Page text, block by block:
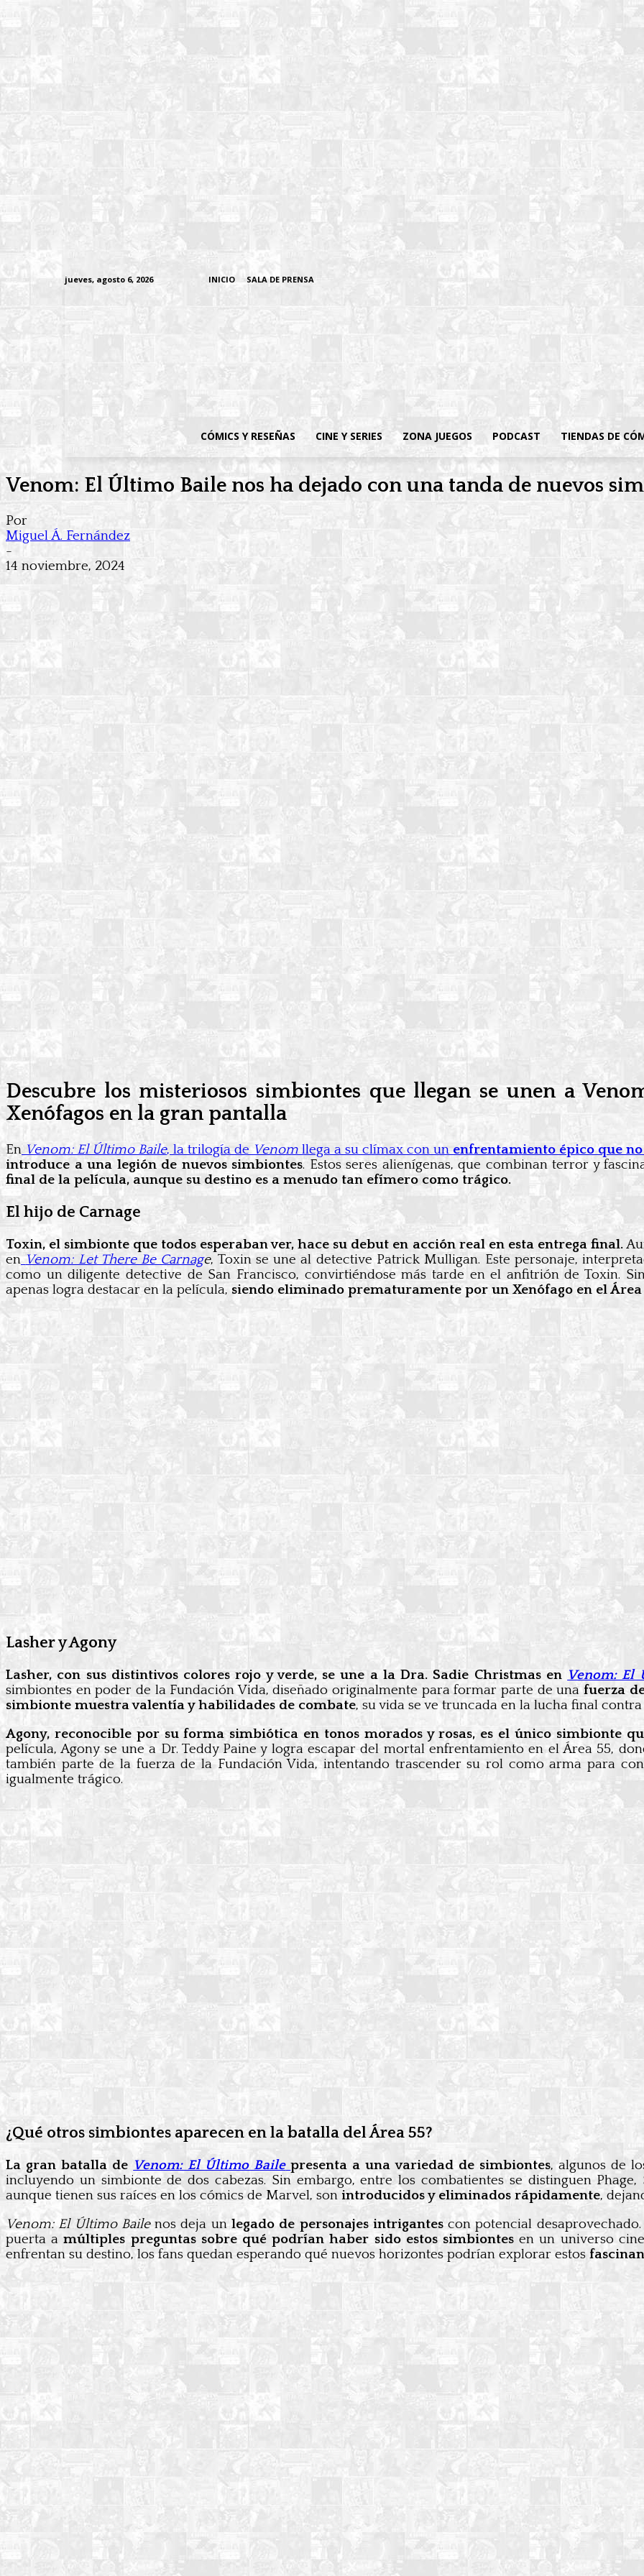
jueves, agosto 6, 2026 INICIO SALA DE PRENSA
CÓMICS Y RESEÑAS CINE Y SERIES ZONA JUEGOS PODCAST TIENDAS DE
Venom: El Último Baile nos ha dejado con una tanda de nuevos
Por
Miguel Á. Fernández
-
14 noviembre, 2024
Descubre los misteriosos simbiontes que llegan se unen a
Xenófagos en la gran pantalla
En Venom: El Último Baile, la trilogía de Venom llega a su clímax con unenfrentamiento épico que
introduce a una legión de nuevos simbiontes. Estos seres alienígenas, que combinan terror y
final de la película, aunque su destino es a menudo tan efímero como trágico.
El hijo de Carnage
Toxin, el simbionte que todos esperaban ver, hace su debut en acción real en esta entrega final.
en Venom: Let There Be Carnage, Toxin se une al detective Patrick Mulligan. Este personaje,
como un diligente detective de San Francisco, convirtiéndose más tarde en el anfitrión de Toxin.
apenas logra destacar en la película, siendo eliminado prematuramente por un Xenófago en el Área
Lasher y Agony
Lasher, con sus distintivos colores rojo y verde, se une a la Dra. Sadie Christmas en Venom: El
simbiontes en poder de la Fundación Vida, diseñado originalmente para formar parte de una fuerza
simbionte muestra valentía y habilidades de combate, su vida se ve truncada en la lucha final contra
Agony, reconocible por su forma simbiótica en tonos morados y rosas, es el único simbionte
película, Agony se une a Dr. Teddy Paine y logra escapar del mortal enfrentamiento en el Área 55,
también parte de la fuerza de la Fundación Vida, intentando trascender su rol como arma para
igualmente trágico.
¿Qué otros simbiontes aparecen en la batalla del Área 55?
La gran batalla de Venom: El Último Baile presenta a una variedad de simbiontes, algunos de
incluyendo un simbionte de dos cabezas. Sin embargo, entre los combatientes se distinguen
aunque tienen sus raíces en los cómics de Marvel, son introducidos y eliminados rápidamente,
Venom: El Último Bailenos deja unlegado de personajes intrigantescon potencial
puerta amúltiples preguntas sobre qué podrían haber sido estos simbiontes en un universo
enfrentan su destino, los fans quedan esperando qué nuevos horizontes podrían explorar estos